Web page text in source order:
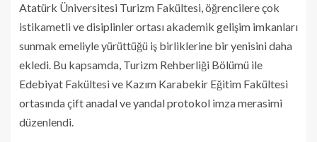
Atatürk Üniversitesi Turizm Fakültesi, öğrencilere çok
istikametli ve disiplinler ortası akademik gelişim imkanları
sunmak emeliyle yürüttüğü iş birliklerine bir yenisini daha
ekledi. Bu kapsamda, Turizm Rehberliği Bölümü ile
Edebiyat Fakültesi ve Kazım Karabekir Eğitim Fakültesi
ortasında çift anadal ve yandal protokol imza merasimi
düzenlendi.